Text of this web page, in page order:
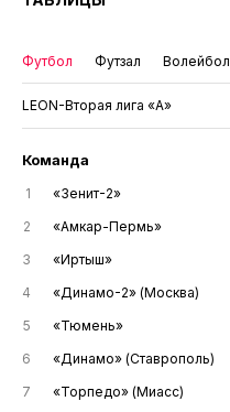
Футбол Футзал Волейбол
LEON-Вторая лига «А»
Команда
1 «Зенит-2»
2
«Амкар-Пермь»
3
«Иртыш»
4
«Динамо-2» (Москва)
5
«Тюмень»
6
«Динамо» (Ставрополь)
7
«Торпедо» (Миасс)